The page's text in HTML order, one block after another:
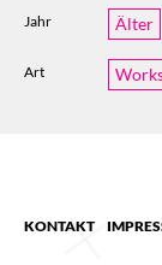
Jahr Älter
Art
KONTAKT